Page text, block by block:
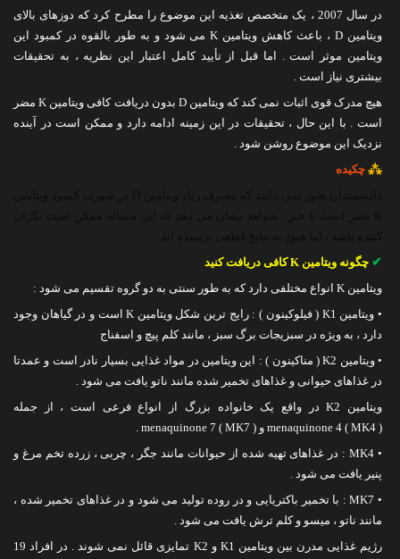
در سال 2007 ، یک متخصص تغذیه این موضوع را مطرح کرد که دوزهای بالای
ویتامین D ، باعث کاهش ویتامین K می شود و به طور بالقوه در کمبود این
ویتامین موثر است . اما قبل از تأیید کامل اعتبار این نظریه ، به تحقیقات
بیشتری نیاز است .
هیچ مدرک قوی اثبات نمی کند که ویتامین D بدون دریافت کافی ویتامین K مضر
است . با این حال ، تحقیقات در این زمینه ادامه دارد و ممکن است در آینده
نزدیک این موضوع روشن شود .
⁂ چکیده
✔ چگونه ویتامین K کافی دریافت کنید
ویتامین K انواع مختلفی دارد که به طور سنتی به دو گروه تقسیم می شود :
• ویتامین K1 ( فیلوکینون ) : رایج ترین شکل ویتامین K است و در گیاهان وجود
دارد ، به ویژه در سبزیجات برگ سبز ، مانند کلم پیچ و اسفناج
• ویتامین K2 ( مناکینون ) : این ویتامین در مواد غذایی بسیار نادر است و عمدتا
در غذاهای حیوانی و غذاهای تخمیر شده مانند ناتو یافت می شود .
ویتامین K2 در واقع یک خانواده بزرگ از انواع فرعی است ، از جمله
menaquinone 4 ( MK4 ) و menaquinone 7 ( MK7 ) .
• MK4 : در غذاهای تهیه شده از حیوانات مانند جگر ، چربی ، زرده تخم مرغ و
پنیر یافت می شود .
• MK7 : با تخمیر باکتریایی و در روده تولید می شود و در غذاهای تخمیر شده ،
مانند ناتو ، میسو و کلم ترش یافت می شود .
رژیم غذایی مدرن بین ویتامین K1 و K2 تمایزی قائل نمی شوند . در افراد 19